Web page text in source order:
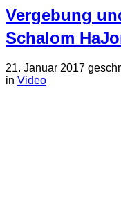
Vergebung
Schalom
21. Januar 2017
in Video